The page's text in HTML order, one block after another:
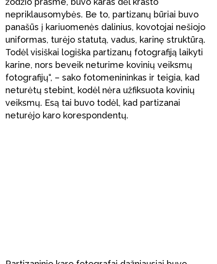
nepriklausomybės. Be to, partizanų būriai buvo
panašūs į kariuomenės dalinius, kovotojai nešiojo
uniformas, turėjo statutą, vadus, karinę struktūrą.
Todėl visiškai logiška partizanų fotografiją laikyti
karine, nors beveik neturime kovinių veiksmų
fotografijų“, – sako fotomenininkas ir teigia, kad
neturėtų stebint, kodėl nėra užfiksuota kovinių
veiksmų. Esą tai buvo todėl, kad partizanai
neturėjo karo korespondentų.